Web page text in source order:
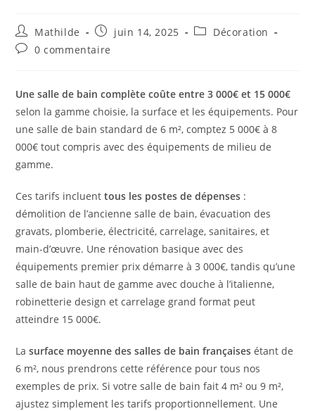
Mathilde juin 14, 2025
Décoration
0 commentaire
Une salle de bain complète coûte entre 3 000€ et 15 000€
selon la gamme choisie, la surface et les équipements. Pour
une salle de bain standard de 6 m², comptez 5 000€ à 8
000€ tout compris avec des équipements de milieu de
gamme.
Ces tarifs incluenttous les postes de dépenses :
démolition de l’ancienne salle de bain, évacuation des
gravats, plomberie, électricité, carrelage, sanitaires, et
main-d’œuvre. Une rénovation basique avec des
équipements premier prix démarre à 3 000€, tandis qu’une
salle de bain haut de gamme avec douche à l’italienne,
robinetterie design et carrelage grand format peut
atteindre 15 000€.
Lasurface moyenne des salles de bain françaises étant de
6 m², nous prendrons cette référence pour tous nos
exemples de prix. Si votre salle de bain fait 4 m² ou 9 m²,
ajustez simplement les tarifs proportionnellement. Une